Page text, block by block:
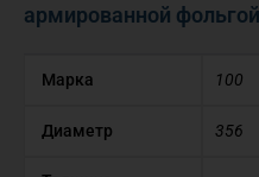
армированной
Марка 100
Диаметр 356